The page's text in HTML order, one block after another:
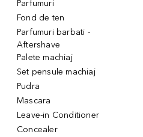
Parfumuri
Fond de ten
Parfumuri barbati -
Aftershave
Palete machiaj
Set pensule machiaj
Pudra
Mascara
Leave-in Conditioner
Concealer